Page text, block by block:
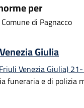
per
Comune di Pagnacco
Giulia
Venezia Giulia)
funeraria e di polizia